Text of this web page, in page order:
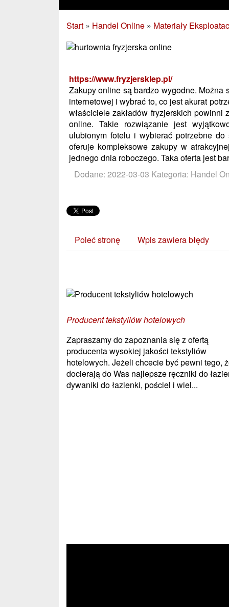
Start » Handel Online » Materiały
https://www.fryzjersklep.pl/
Zakupy online są bardzo wygodne. Można
internetowej i wybrać to, co jest akurat
właściciele zakładów fryzjerskich
online. Takie rozwiązanie jest
ulubionym fotelu i wybierać potrzebne
oferuje kompleksowe zakupy w
jednego dnia roboczego. Taka oferta jest
Dodane: 2022-03-03 Kategoria: Handel
Poleć stronę Wpis zawiera błędy
Producent tekstyliów hotelowych
Zapraszamy do zapoznania się z ofertą
producenta wysokiej jakości tekstyliów
hotelowych. Jeżeli chcecie być pewni tego,
docierają do Was najlepsze ręczniki do
dywaniki do łazienki, pościel i wiel...